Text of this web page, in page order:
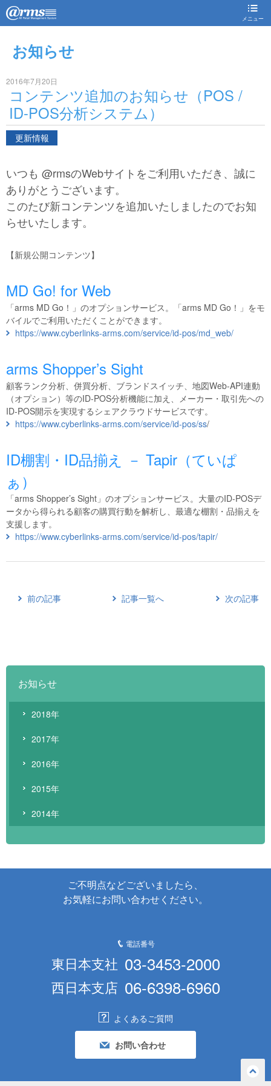
メニュー
お知らせ
2016年7月20日
コンテンツ追加のお知らせ（POS /
ID-POS分析システム）
更新情報
いつも @rmsのWebサイトをご利用いただき、誠に
ありがとうございます。
このたび新コンテンツを追加いたしましたのでお知
らせいたします。
【新規公開コンテンツ】
MD Go! for Web
「arms MD Go！」のオプションサービス。「arms MD Go！」をモ
バイルでご利用いただくことができます。
https://www.cyberlinks-arms.com/service/id-pos/md_web/
arms Shopper’s Sight
顧客ランク分析、併買分析、ブランドスイッチ、地図Web-API連動
（オプション）等のID-POS分析機能に加え、メーカー・取引先への
ID-POS開示を実現するシェアクラウドサービスです。
https://www.cyberlinks-arms.com/service/id-pos/ss/
ID棚割・ID品揃え － Tapir（ていぱ
ぁ）
「arms Shopper’s Sight」のオプションサービス。大量のID-POSデ
ータから得られる顧客の購買行動を解析し、最適な棚割・品揃えを
支援します。
https://www.cyberlinks-arms.com/service/id-pos/tapir/
前の記事 記事一覧へ 次の記事
お知らせ
2018年
2017年
2016年
2015年
2014年
ご不明点などございましたら、
お気軽にお問い合わせください。
電話番号
東日本支社 03-3453-2000
西日本支店 06-6398-6960
よくあるご質問
お問い合わせ